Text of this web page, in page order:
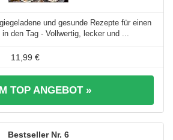
und gesunde Rezepte für einen
den Tag - Vollwertig, lecker und ...
11,99 €
TOP ANGEBOT »
6